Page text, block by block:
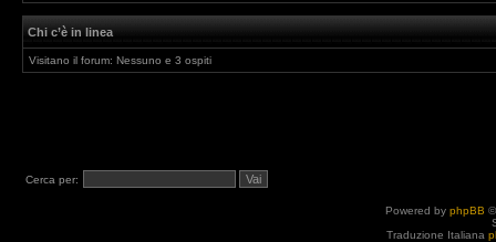
Chi c’è in linea
Visitano il forum: Nessuno e 3 ospiti
Cerca per:
Powered by phpBB
Traduzione Italiana